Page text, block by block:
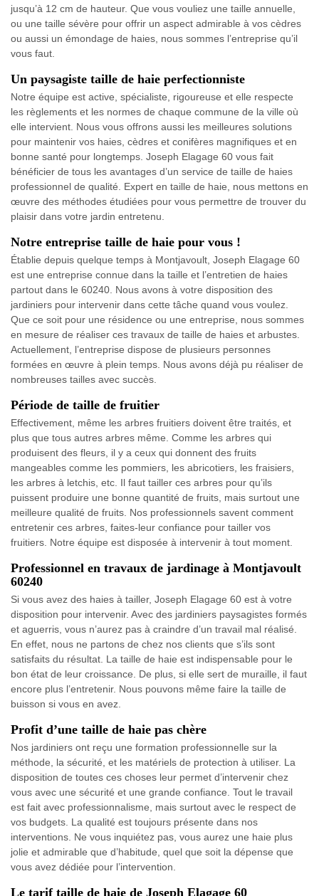
jusqu’à 12 cm de hauteur. Que vous vouliez une taille annuelle,
ou une taille sévère pour offrir un aspect admirable à vos cèdres
ou aussi un émondage de haies, nous sommes l’entreprise qu’il
vous faut.
Un paysagiste taille de haie perfectionniste
Notre équipe est active, spécialiste, rigoureuse et elle respecte
les règlements et les normes de chaque commune de la ville où
elle intervient. Nous vous offrons aussi les meilleures solutions
pour maintenir vos haies, cèdres et conifères magnifiques et en
bonne santé pour longtemps. Joseph Elagage 60 vous fait
bénéficier de tous les avantages d’un service de taille de haies
professionnel de qualité. Expert en taille de haie, nous mettons en
œuvre des méthodes étudiées pour vous permettre de trouver du
plaisir dans votre jardin entretenu.
Notre entreprise taille de haie pour vous !
Établie depuis quelque temps à Montjavoult, Joseph Elagage 60
est une entreprise connue dans la taille et l’entretien de haies
partout dans le 60240. Nous avons à votre disposition des
jardiniers pour intervenir dans cette tâche quand vous voulez.
Que ce soit pour une résidence ou une entreprise, nous sommes
en mesure de réaliser ces travaux de taille de haies et arbustes.
Actuellement, l’entreprise dispose de plusieurs personnes
formées en œuvre à plein temps. Nous avons déjà pu réaliser de
nombreuses tailles avec succès.
Période de taille de fruitier
Effectivement, même les arbres fruitiers doivent être traités, et
plus que tous autres arbres même. Comme les arbres qui
produisent des fleurs, il y a ceux qui donnent des fruits
mangeables comme les pommiers, les abricotiers, les fraisiers,
les arbres à letchis, etc. Il faut tailler ces arbres pour qu’ils
puissent produire une bonne quantité de fruits, mais surtout une
meilleure qualité de fruits. Nos professionnels savent comment
entretenir ces arbres, faites-leur confiance pour tailler vos
fruitiers. Notre équipe est disposée à intervenir à tout moment.
Professionnel en travaux de jardinage à Montjavoult
60240
Si vous avez des haies à tailler, Joseph Elagage 60 est à votre
disposition pour intervenir. Avec des jardiniers paysagistes formés
et aguerris, vous n’aurez pas à craindre d’un travail mal réalisé.
En effet, nous ne partons de chez nos clients que s’ils sont
satisfaits du résultat. La taille de haie est indispensable pour le
bon état de leur croissance. De plus, si elle sert de muraille, il faut
encore plus l’entretenir. Nous pouvons même faire la taille de
buisson si vous en avez.
Profit d’une taille de haie pas chère
Nos jardiniers ont reçu une formation professionnelle sur la
méthode, la sécurité, et les matériels de protection à utiliser. La
disposition de toutes ces choses leur permet d’intervenir chez
vous avec une sécurité et une grande confiance. Tout le travail
est fait avec professionnalisme, mais surtout avec le respect de
vos budgets. La qualité est toujours présente dans nos
interventions. Ne vous inquiétez pas, vous aurez une haie plus
jolie et admirable que d’habitude, quel que soit la dépense que
vous avez dédiée pour l’intervention.
Le tarif taille de haie de Joseph Elagage 60